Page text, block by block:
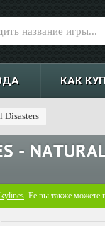
КАК
Disasters
-
. Ее вы также можете